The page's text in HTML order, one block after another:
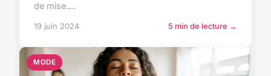
de mise....
19 juin 2024 5 min de lecture →
MODE